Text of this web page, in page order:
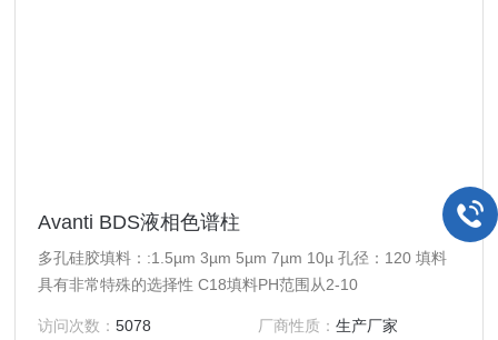
Avanti BDS液相色谱柱
多孔硅胶填料：:1.5µm 3µm 5µm 7µm 10µ 孔径：120 填料
具有非常特殊的选择性 C18填料PH范围从2-10
访问次数：5078 厂商性质： 生产厂家